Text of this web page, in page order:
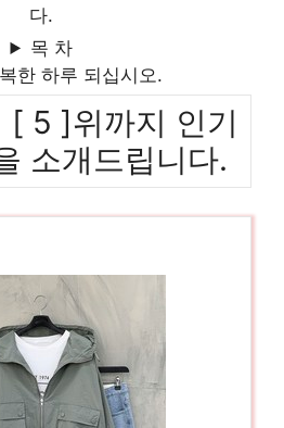
다.
목 차
한 하루 되십시오.
[ 5 ]위까지 인기
소개드립니다.